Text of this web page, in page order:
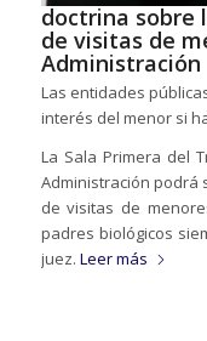
doctrina sobre
de visitas de
Administración
Las entidades
interés del menor si
La Sala Primera del
Administración podrá
de visitas de
padres biológicos
juez. Leer más